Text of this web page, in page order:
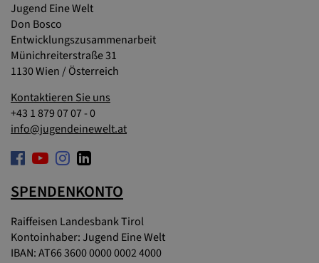
Jugend Eine Welt
Don Bosco
Entwicklungszusammenarbeit
Münichreiterstraße 31
1130 Wien / Österreich
Kontaktieren Sie uns
+43 1 879 07 07 - 0
info@jugendeinewelt.at
SPENDENKONTO
Raiffeisen Landesbank Tirol
Kontoinhaber: Jugend Eine Welt
IBAN: AT66 3600 0000 0002 4000